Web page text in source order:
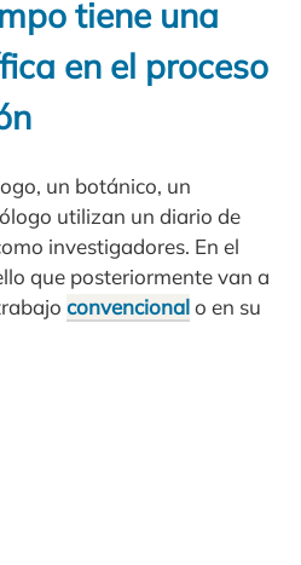
tiene una
en el proceso
un botánico, un
utilizan un diario de
investigadores. En el
que posteriormente van a
convencionalo en su